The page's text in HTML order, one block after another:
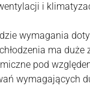
i
wymagania
ma duże
pod
wymagających